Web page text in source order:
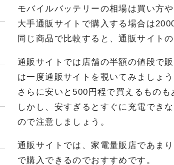
モバイルバッテリーの相場は買い方
大手通販サイトで購入する場合は
同じ商品で比較すると、通販サイト
通販サイトでは店舗の半額の値段で
は一度通販サイトを覗いてみましょう
さらに安いと500円程で買えるものも
しかし、安すぎるとすぐに充電でき
ので注意しましょう。
通販サイトでは、家電量販店であま
で購入できるのでおすすめです。